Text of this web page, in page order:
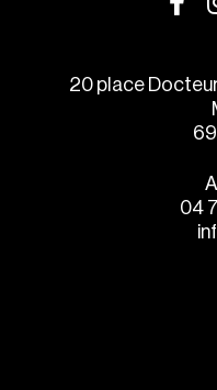
20 place
04